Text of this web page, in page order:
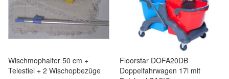
Wischmophalter 50 cm +
Telestiel + 2 Wischopbezüge
Floorstar DOFA20DB
Doppelfahrwagen 17l mit